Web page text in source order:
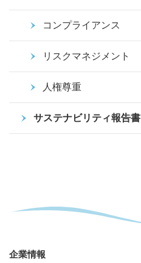
コンプライアンス
リスクマネジメント
人権尊重
サステナビリティ報告書
企業情報